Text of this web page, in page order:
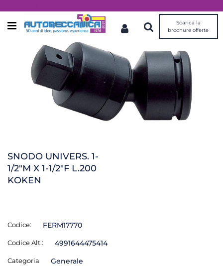
Open menu
Scarica la
brochure offerte
SNODO UNIVERS. 1-
1/2"M X 1-1/2"F L.200
KOKEN
Codice: FERM17770
Codice Alt.: 4991644475414
Categoria Generale